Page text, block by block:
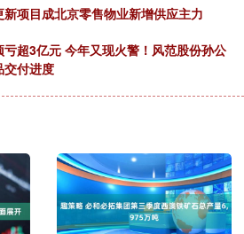
项目成北京零售物业新增供应主力
超3亿元 今年又现火警！风范股份孙公
交付进度